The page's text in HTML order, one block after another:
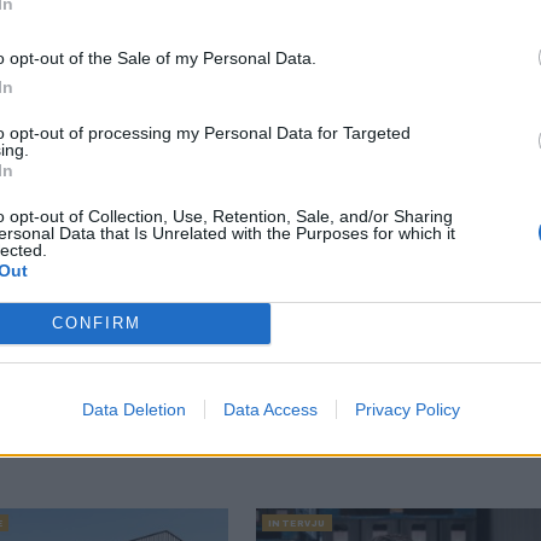
opt-out of the Sale of my Personal Data.
opt-out of processing my Personal Data for Targeted
opt-out of Collection, Use, Retention, Sale, and/or Sharing
Data that Is Unrelated with the Purposes for which it
CONFIRM
Data Deletion Data Access Privacy Policy
ära. Andrew skrattar och svarar nej på frågan om han
jobbchatten, vi kanske firar med att dela nån fin trappist
det är inget jag kommer att tala om för alla jag möter.
amerikanska vänner i stället, fortsätter han och
i samband med den belgiska ölveckan.
INTERVJU